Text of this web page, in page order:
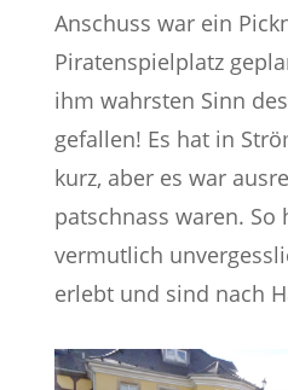
Anschuss war ein
Piratenspielplatz
ihm wahrsten Sinn
gefallen! Es hat in
kurz, aber es war
patschnass waren. So
vermutlich
erlebt und sind nach